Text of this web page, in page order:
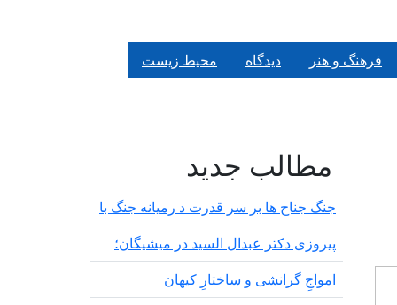
فرهنگ و هنر دیدگاه محیط زیست
۱۴۰۳
مطالب جدید
جنگ جناح ها بر سر قدرت د رمیانە جنگ با
پیروزی دکتر عبدال السید در میشیگان؛
‌امواجِ گرانشی و ساختارِ کیهان